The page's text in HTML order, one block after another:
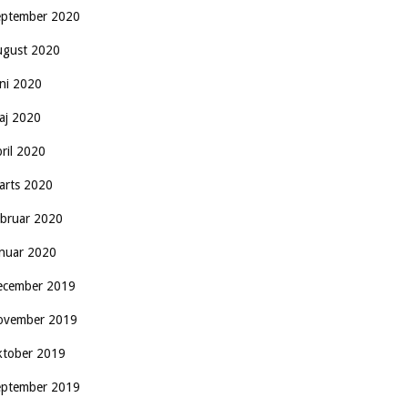
2020
2020
2020
2020
2020
2020
2020
2020
2019
2019
2019
2019